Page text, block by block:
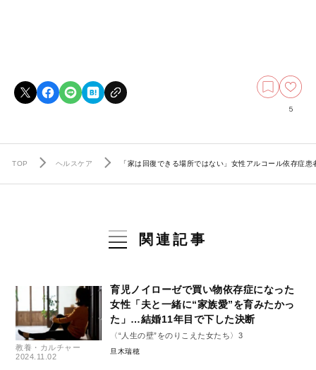
5
TOP ヘルスケア 「家は回復できる場所ではない」女性アルコール依存症
関連記事
教養・カルチャー
2024.11.02
育児ノイローゼで買い物依存症になった
女性「夫と一緒に“家族愛”を育みたかっ
た」…結婚11年目で下した決断
〈“人生の壁”をのりこえた女たち〉3
旦木瑞穂